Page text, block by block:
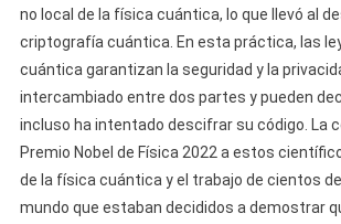
no local de la física cuántica, lo que llevó al
criptografía cuántica. En esta práctica, las
cuántica garantizan la seguridad y la
intercambiado entre dos partes y pueden
incluso ha intentado descifrar su código. La
Premio Nobel de Física 2022 a estos
de la física cuántica y el trabajo de cientos
mundo que estaban decididos a demostrar